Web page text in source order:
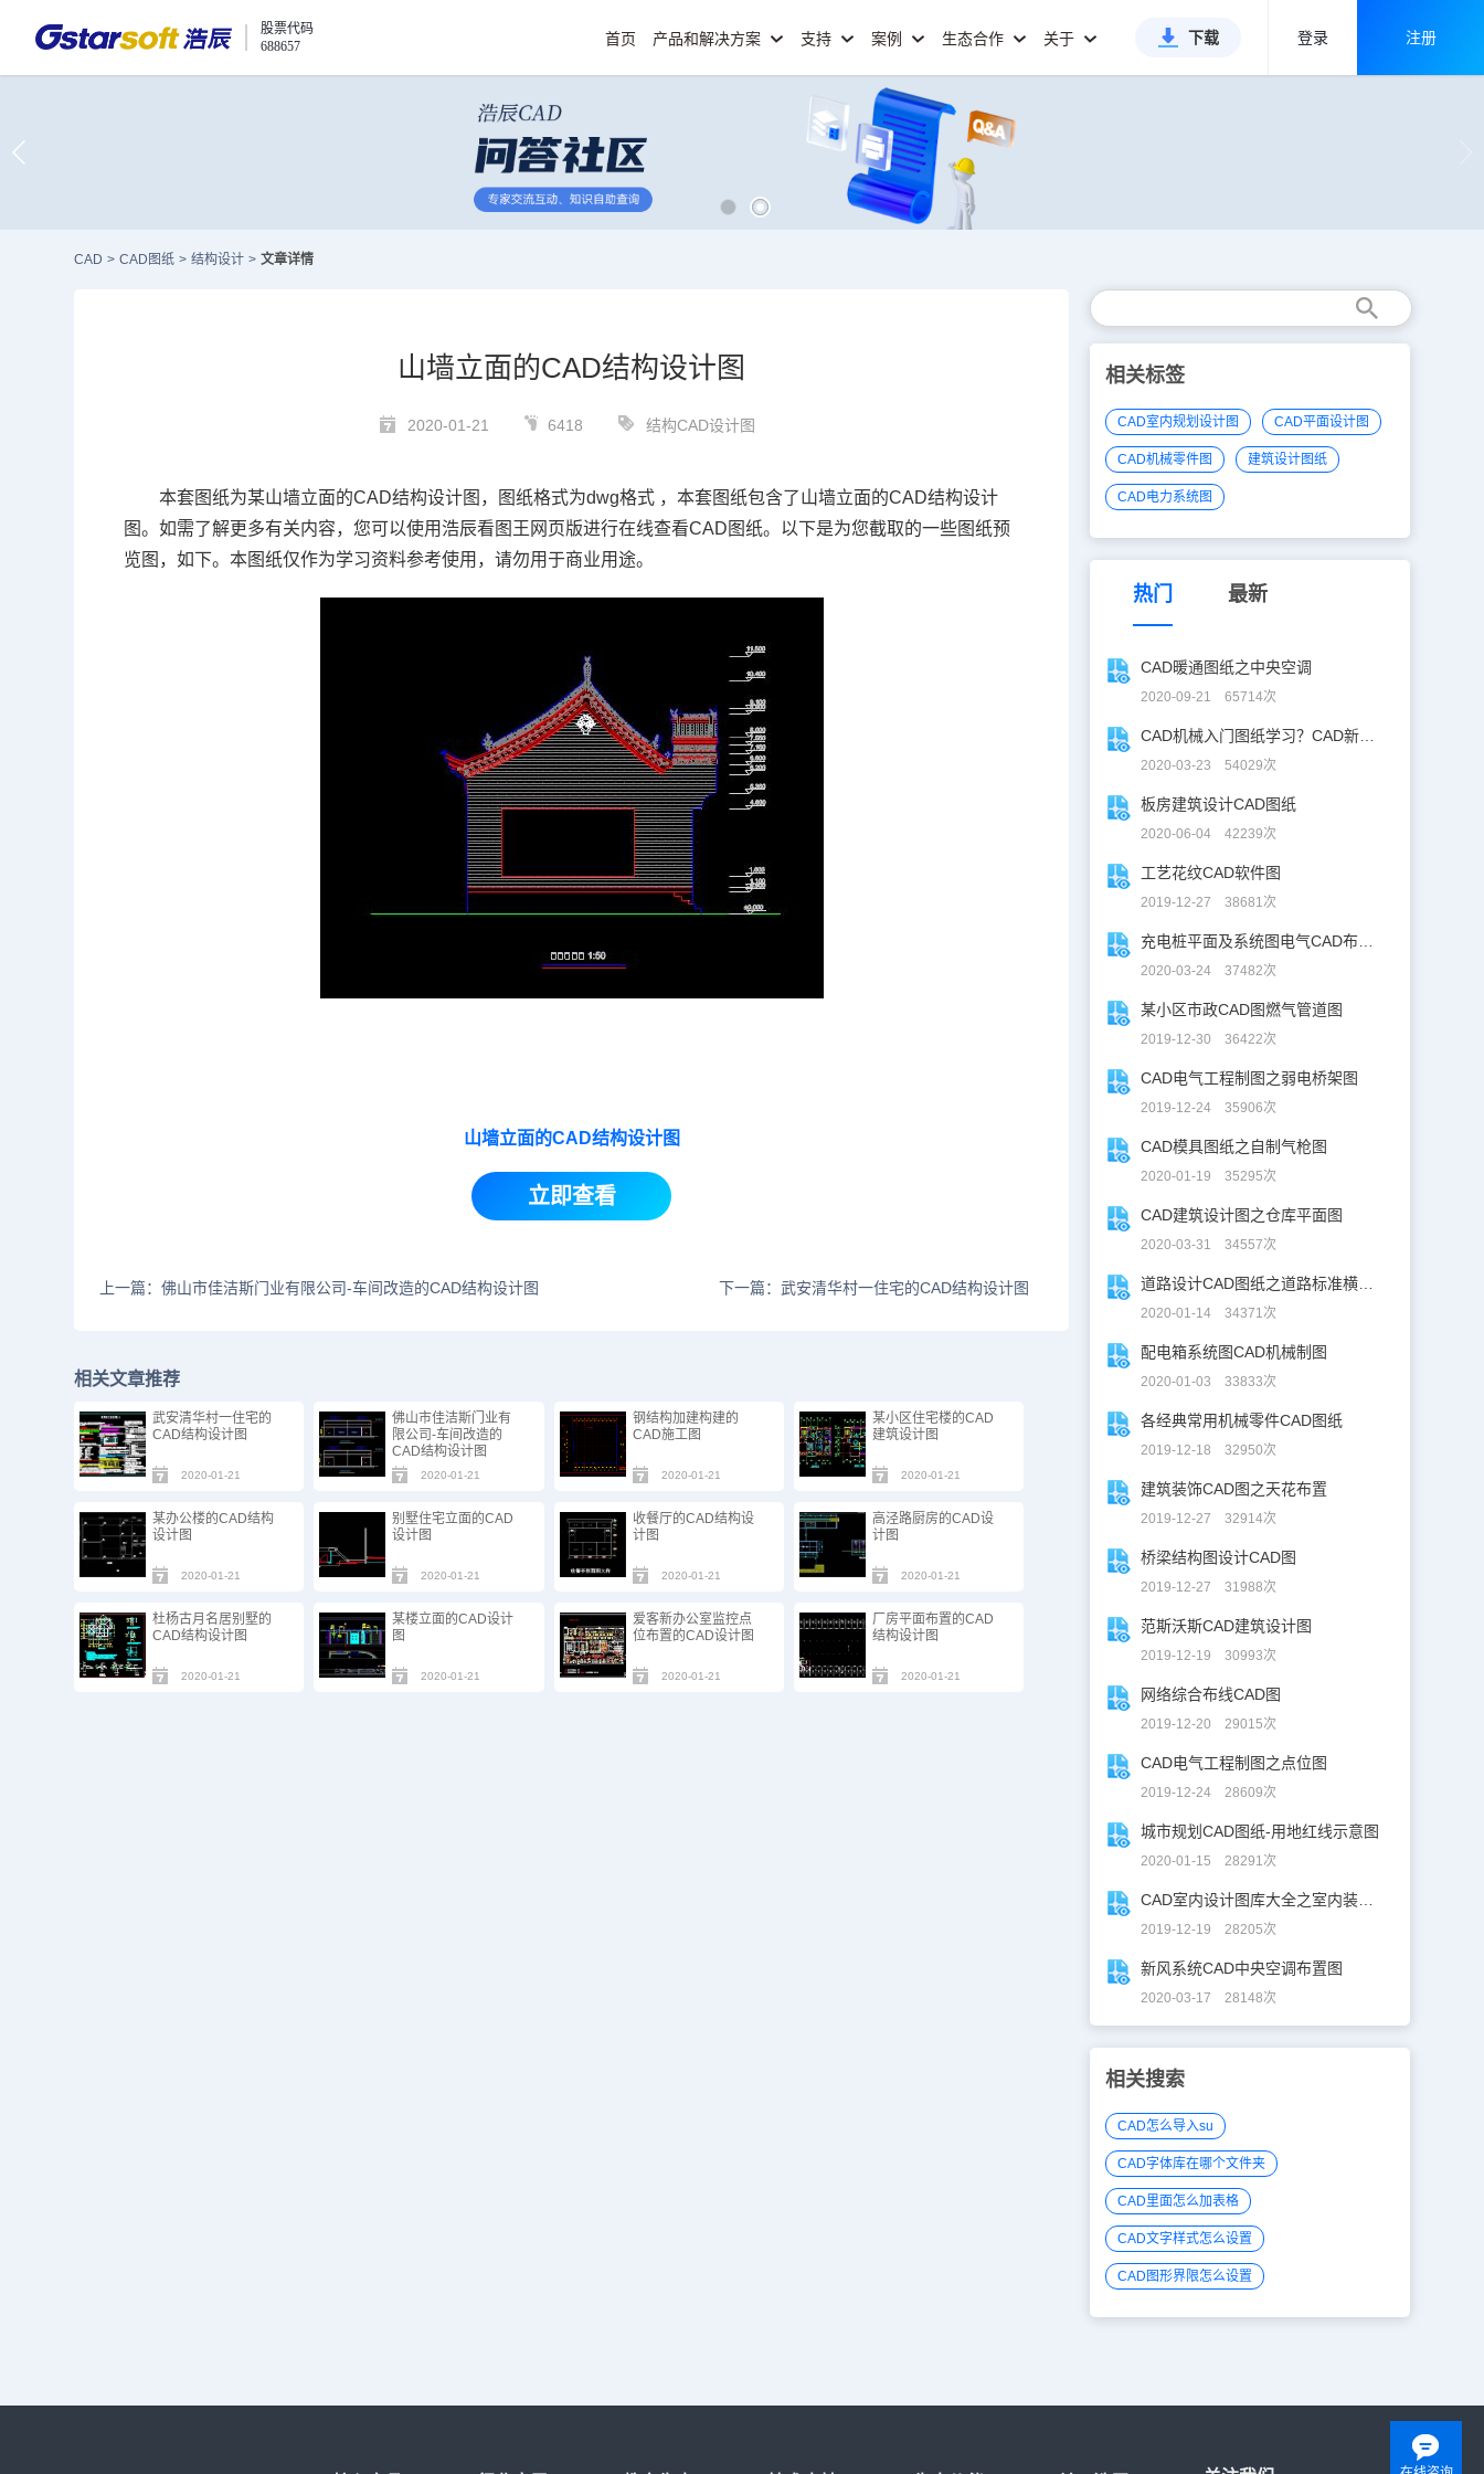
股票代码
688657
首页 产品和解决方案 支持 案例 生态合作 关于 下载 登录 注册
CAD > CAD图纸 > 结构设计 > 文章详情
山墙立面的CAD结构设计图
2020-01-21 6418 结构CAD设计图
本套图纸为某山墙立面的CAD结构设计图，图纸格式为dwg格式 ，本套图纸包含了山墙立面的CAD结构设计
图。如需了解更多有关内容，您可以使用浩辰看图王网页版进行在线查看CAD图纸。以下是为您截取的一些图纸预
览图，如下。本图纸仅作为学习资料参考使用，请勿用于商业用途。
山墙立面的CAD结构设计图
立即查看
上一篇：佛山市佳洁斯门业有限公司-车间改造的CAD结构设计图 下一篇：武安清华村一住宅的CAD结构设计图
相关文章推荐
武安清华村一住宅的
CAD结构设计图
2020-01-21
佛山市佳洁斯门业有
限公司-车间改造的
CAD结构设计图
2020-01-21
钢结构加建构建的
CAD施工图
2020-01-21
某小区住宅楼的CAD
建筑设计图
2020-01-21
某办公楼的CAD结构
设计图
2020-01-21
别墅住宅立面的CAD
设计图
2020-01-21
收餐厅的CAD结构设
计图
2020-01-21
高泾路厨房的CAD设
计图
2020-01-21
杜杨古月名居别墅的
CAD结构设计图
2020-01-21
某楼立面的CAD设计
图
2020-01-21
爱客新办公室监控点
位布置的CAD设计图
2020-01-21
厂房平面布置的CAD
结构设计图
2020-01-21
相关标签
CAD室内规划设计图 CAD平面设计图
CAD机械零件图 建筑设计图纸
CAD电力系统图
热门 最新
CAD暖通图纸之中央空调
2020-09-21 65714次
2020-03-23 54029次
板房建筑设计CAD图纸
2020-06-04 42239次
工艺花纹CAD软件图
2019-12-27 38681次
2020-03-24 37482次
某小区市政CAD图燃气管道图
2019-12-30 36422次
CAD电气工程制图之弱电桥架图
2019-12-24 35906次
CAD模具图纸之自制气枪图
2020-01-19 35295次
CAD建筑设计图之仓库平面图
2020-03-31 34557次
2020-01-14 34371次
配电箱系统图CAD机械制图
2020-01-03 33833次
各经典常用机械零件CAD图纸
2019-12-18 32950次
建筑装饰CAD图之天花布置
2019-12-27 32914次
桥梁结构图设计CAD图
2019-12-27 31988次
范斯沃斯CAD建筑设计图
2019-12-19 30993次
网络综合布线CAD图
2019-12-20 29015次
CAD电气工程制图之点位图
2019-12-24 28609次
城市规划CAD图纸-用地红线示意图
2020-01-15 28291次
2019-12-19 28205次
新风系统CAD中央空调布置图
2020-03-17 28148次
相关搜索
CAD怎么导入su
CAD字体库在哪个文件夹
CAD里面怎么加表格
CAD文字样式怎么设置
CAD图形界限怎么设置